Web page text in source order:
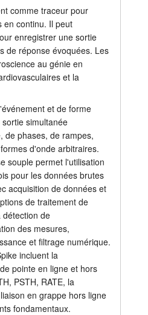
Appariement de gabarit
Regroupements en grappes
Fonctions d'analyse de pointe
comme traceur pour
en continu. Il peut
enregistrer une sortie
de réponse évoquées. Les
au génie en
et la
et de forme
simultanée
de phases, de rampes,
d'onde arbitraires.
souple permet l'utilisation
pour les données brutes
acquisition de données et
de traitement de
de
des mesures,
et filtrage numérique.
incluent la
pointe en ligne et hors
PSTH, RATE, la
en grappe hors ligne
fondamentaux.